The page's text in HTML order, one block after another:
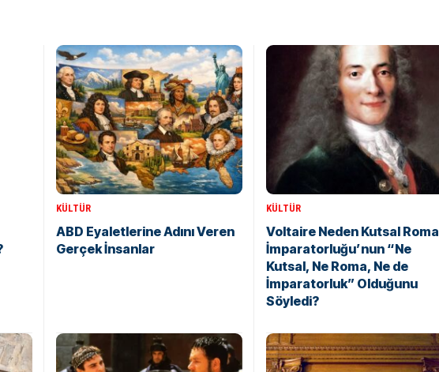
KÜLTÜR
ABD Eyaletlerine Adını Veren
Gerçek İnsanlar
KÜLTÜR
Voltaire Neden Kutsal Roma
İmparatorluğu’nun “Ne
Kutsal, Ne Roma, Ne de
İmparatorluk” Olduğunu
Söyledi?